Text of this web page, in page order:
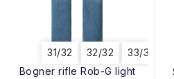
Bogner rifle Rob-G light
31/32 32/32 33/32